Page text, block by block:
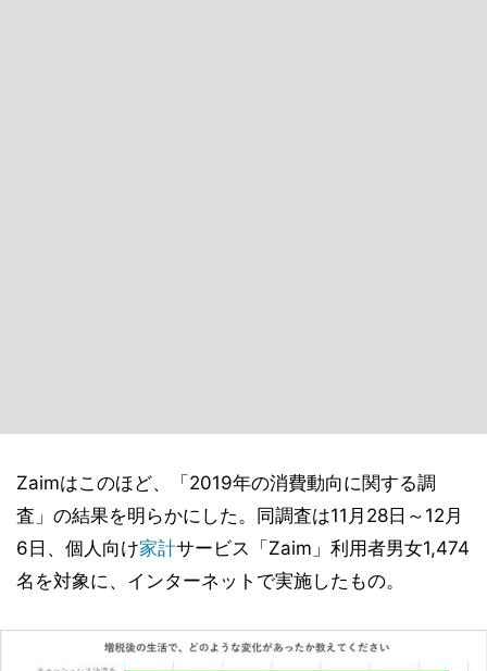
Zaimはこのほど、「2019年の消費動向に関する調
査」の結果を明らかにした。同調査は11月28日～12月
6日、個人向け家計サービス「Zaim」利用者男女1,474
名を対象に、インターネットで実施したもの。